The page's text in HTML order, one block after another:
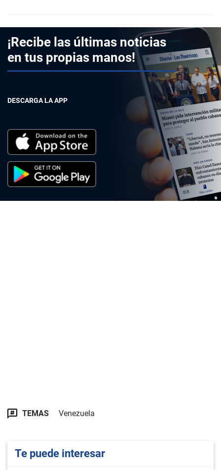
¡Recibe las últimas noticias
en tus propias manos!
DESCARGA LA APP
TEMAS Venezuela
Te puede interesar